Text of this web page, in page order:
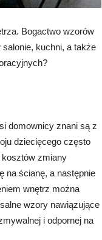
Bogactwo wzorów
kuchni, a także
domownicy znani są z
dziecięcego często
kosztów zmiany
na ścianę, a następnie
wnętrz można
wzory nawiązujące
i odpornej na